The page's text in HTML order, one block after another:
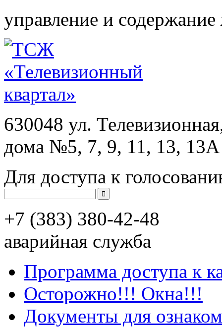
управление и
630048 ул.
дома №5, 7, 9, 11, 13, 13А
Для доступа к
+7 (383) 380-42-48
аварийная служба
Программа доступа к
Осторожно!!! Окна!!!
Документы для